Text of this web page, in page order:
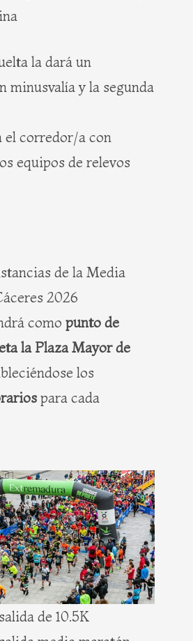
la dará un
minusvalía y la segunda
el corredor/a con
equipos de relevos
de la Media
2026
como punto de
la Plaza Mayor de
los
para cada
de 10.5K